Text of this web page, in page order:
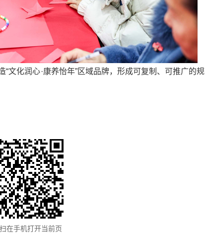
化润心·康养怡年”区域品牌，形成可复制、可推广的
在手机打开当前页